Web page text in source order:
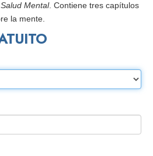
Mental. Contiene tres capítulos
la mente.